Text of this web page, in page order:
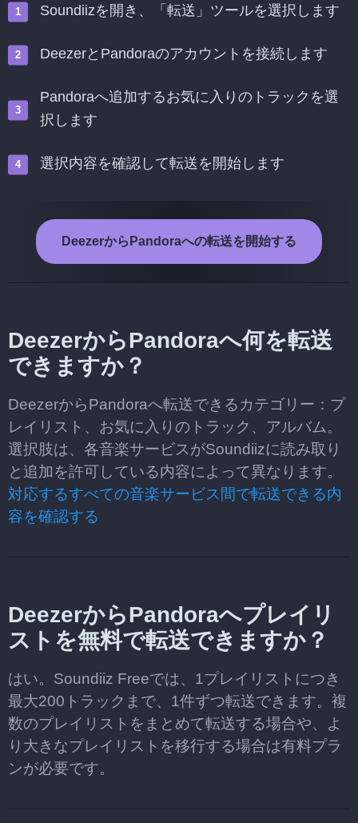
Soundiizを開き、「転送」ツールを選択します
DeezerとPandoraのアカウントを接続します
Pandoraへ追加するお気に入りのトラックを選
択します
選択内容を確認して転送を開始します
DeezerからPandoraへの転送を開始する
DeezerからPandoraへ何を転送
できますか？
DeezerからPandoraへ転送できるカテゴリー：プ
レイリスト、お気に入りのトラック、アルバム。
選択肢は、各音楽サービスがSoundiizに読み取り
と追加を許可している内容によって異なります。
対応するすべての音楽サービス間で転送できる内
容を確認する
DeezerからPandoraへプレイリ
ストを無料で転送できますか？
はい。Soundiiz Freeでは、1プレイリストにつき
最大200トラックまで、1件ずつ転送できます。複
数のプレイリストをまとめて転送する場合や、よ
り大きなプレイリストを移行する場合は有料プラ
ンが必要です。